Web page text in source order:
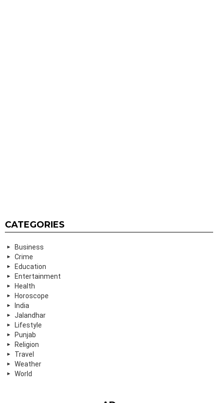
CATEGORIES
Business
Crime
Education
Entertainment
Health
Horoscope
India
Jalandhar
Lifestyle
Punjab
Religion
Travel
Weather
World